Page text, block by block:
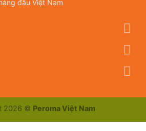
đầu Việt Nam
2026 © Peroma Việt Nam